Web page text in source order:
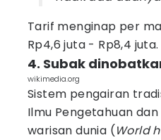
Tarif menginap per
Rp4,6 juta - Rp8,4
4. Subak
wikimedia.org
Sistem pengairan
Ilmu Pengetahuan dan
warisan dunia (World